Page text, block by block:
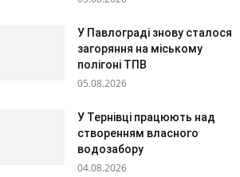
У Павлограді знову сталося
загоряння на міському
полігоні ТПВ
05.08.2026
У Тернівці працюють над
створенням власного
водозабору
04.08.2026